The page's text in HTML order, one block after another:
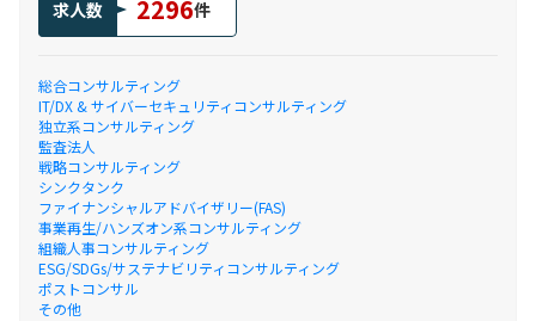
求人数 2296件
総合コンサルティング
IT/DX & サイバーセキュリティコンサルティング
独立系コンサルティング
監査法人
戦略コンサルティング
シンクタンク
ファイナンシャルアドバイザリー(FAS)
事業再生/ハンズオン系コンサルティング
組織人事コンサルティング
ESG/SDGs/サステナビリティコンサルティング
ポストコンサル
その他